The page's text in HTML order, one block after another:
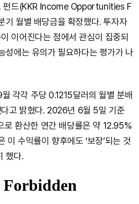
펀드(KKR Income Opportunities F
월별 배당금을 확정했다. 투자자
이어진다는 점에서 관심이 집중되
성에는 유의가 필요하다는 평가가 나
각각 주당 0.1215달러의 월별 분배
고 밝혔다. 2026년 6월 5일 기준
로 환산한 연간 배당률은 약 12.95%
이 수익률이 향후에도 ‘보장’되는 것
했다.